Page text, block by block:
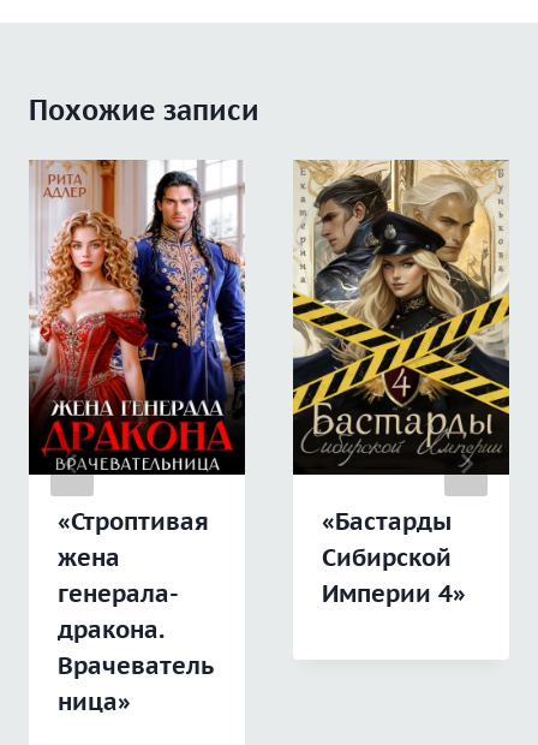
Похожие записи
«Строптивая
жена
генерала-
дракона.
Врачеватель
ница»
«Бастарды
Сибирской
Империи 4»